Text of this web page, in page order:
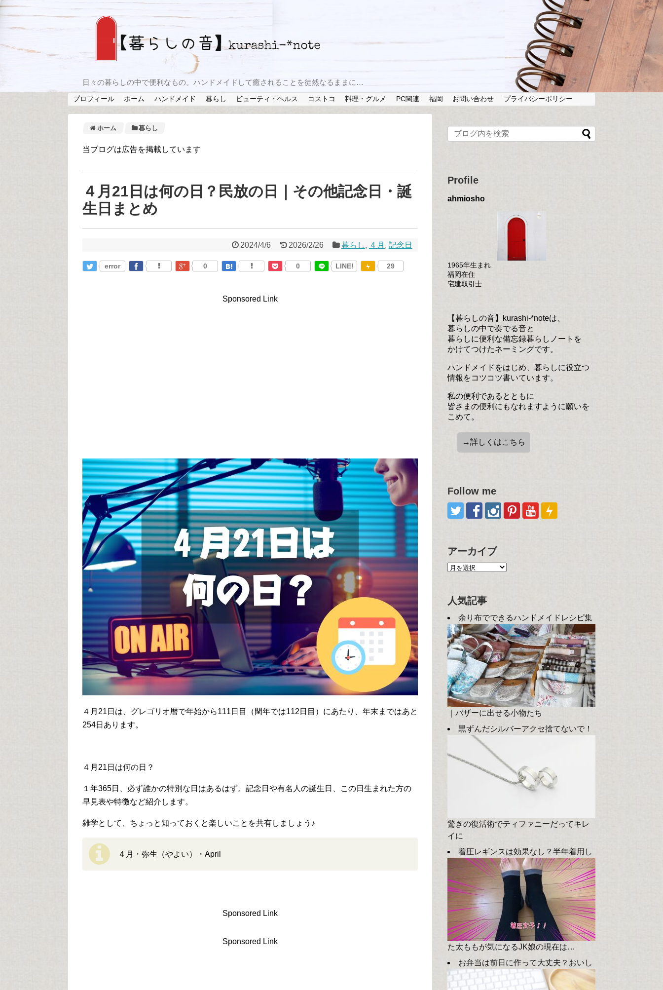
日々の暮らしの中で便利なもの。ハンドメイドして癒されることを徒然なるままに…
プロフィール ホーム ハンドメイド 暮らし ビューティ・ヘルス コストコ 料理・グルメ PC関連 福岡 お問い合わせ プライバシーポリシー
ホーム 暮らし
当ブログは広告を掲載しています
４月21日は何の日？民放の日｜その他記念日・誕
生日まとめ
2024/4/6 2026/2/26 暮らし, ４月 , 記念日
error 0 0 LINE! 29
Sponsored Link
４月21日は、グレゴリオ暦で年始から111日目（閏年では112日目）にあたり、年末まではあと
254日あります。
４月21日は何の日？
１年365日、必ず誰かの特別な日はあるはず。記念日や有名人の誕生日、この日生まれた方の
早見表や特徴など紹介します。
雑学として、ちょっと知っておくと楽しいことを共有しましょう♪
４月・弥生（やよい）・April
Sponsored Link
Sponsored Link
Profile
ahmiosho
1965年生まれ
福岡在住
宅建取引士
【暮らしの音】kurashi-*noteは、
暮らしの中で奏でる音と
暮らしに便利な備忘録暮らしノートを
かけてつけたネーミングです。
ハンドメイドをはじめ、暮らしに役立つ
情報をコツコツ書いています。
私の便利であるとともに
皆さまの便利にもなれますように願いを
こめて。
→詳しくはこちら
Follow me
アーカイブ
人気記事
余り布でできるハンドメイドレシピ集
｜バザーに出せる小物たち
黒ずんだシルバーアクセ捨てないで！
驚きの復活術でティファニーだってキレ
イに
着圧レギンスは効果なし？半年着用し
た太ももが気になるJK娘の現在は…
お弁当は前日に作って大丈夫？おいし